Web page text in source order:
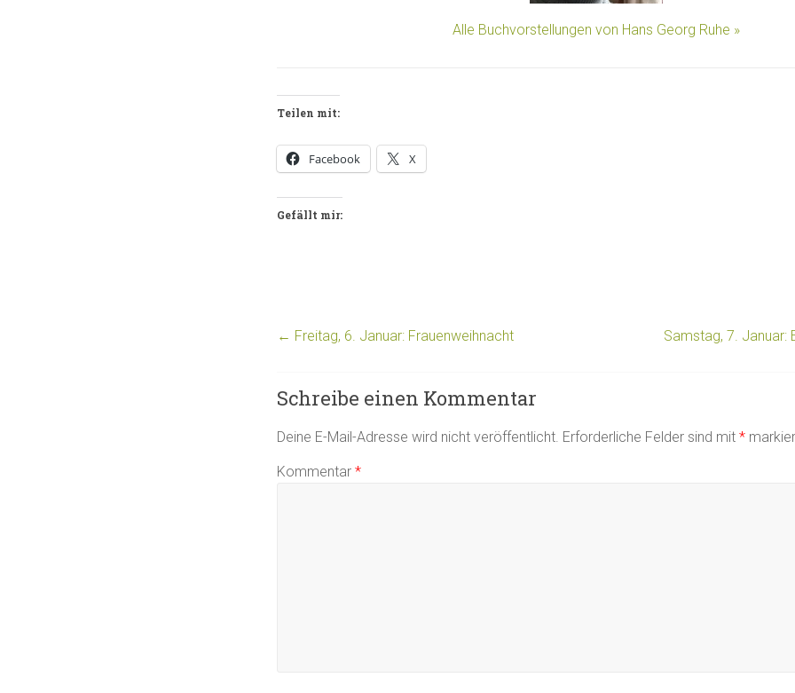
Alle Buchvorstellungen von Hans Georg Ruhe »
Teilen mit:
Facebook X
Gefällt mir:
← Freitag, 6. Januar: Frauenweihnacht Samstag, 7. Januar:
Schreibe einen Kommentar
Deine E-Mail-Adresse wird nicht veröffentlicht. Erforderliche Felder sind mit *
Kommentar *